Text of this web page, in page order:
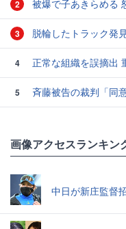
2 被爆で子あきらめる
3 脱輪したトラック発
4 正常な組織を誤摘出
5
斉藤被告の裁判「同
画像アクセスランキン
中日が新庄監督